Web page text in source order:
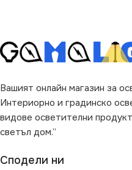
Вашият онлайн магазин за
Интериорно и градинско
видове осветителни
светъл дом.”
Сподели ни